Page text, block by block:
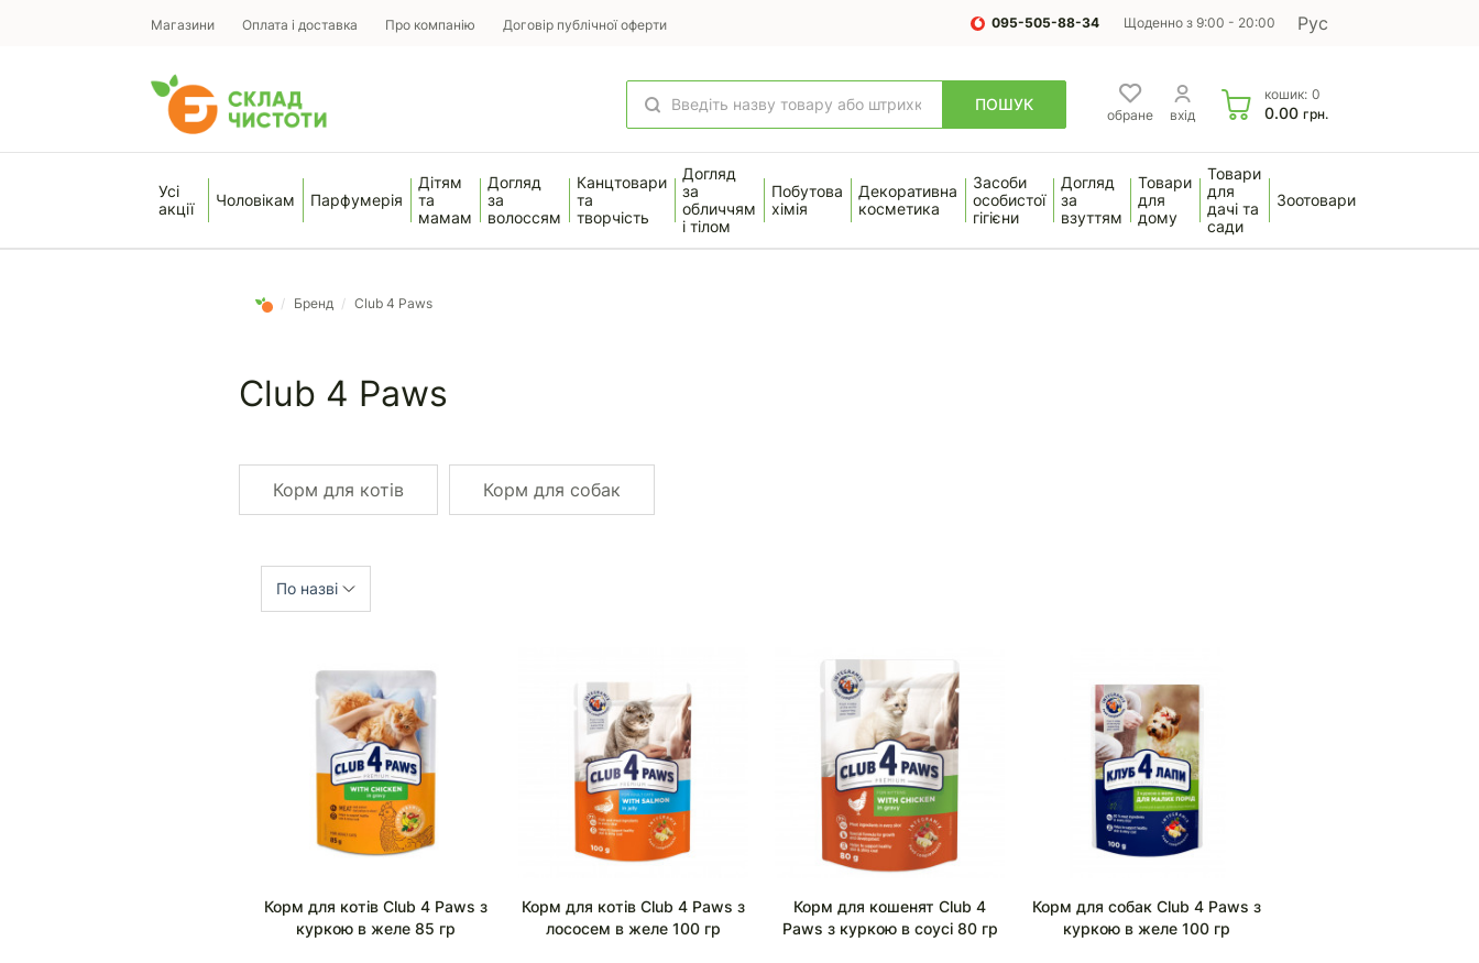
Магазини Оплата і доставка Про компанію Договір публічної оферти 095-505-88-34 Щоденно з 9:00 - 20:00 Рус
ПОШУК
обране вхід
кошик: 0
0.00 грн.
Усі
акції
Чоловікам Парфумерія
Дітям
та
мамам
Догляд
за
волоссям
Канцтовари
та
творчість
Догляд
за
обличчям
і тілом
Побутова
хімія
Декоративна
косметика
Засоби
особистої
гігієни
Догляд
за
взуттям
Товари
для
дому
Товари
для
дачі та
сади
Зоотовари
/ Бренд / Club 4 Paws
Club 4 Paws
Корм для котів Корм для собак
По назві
Корм для котів Club 4 Paws з
куркою в желе 85 гр
Корм для котів Club 4 Paws з
лососем в желе 100 гр
Корм для кошенят Club 4
Paws з куркою в соусі 80 гр
Корм для собак Club 4 Paws з
куркою в желе 100 гр